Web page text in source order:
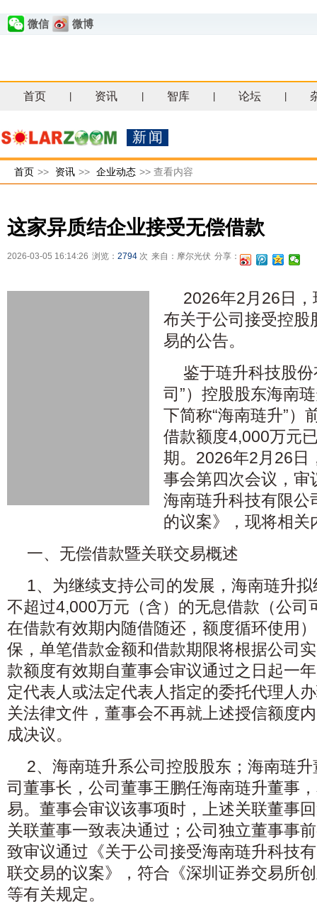
微信 微博
首页 资讯 智库 论坛
新闻
首页 >> 资讯 >> 企业动态 >> 查看内容
这家异质结企业接受无偿借款
2026-03-05 16:14:26 浏览： 2794 次 来自：摩尔光伏 分享：
2026年2月26日
布关于公司接受控股
易的公告。
鉴于琏升科技股
司”）控股股东海南
下简称“海南琏升”）
借款额度4,000万元
期。2026年2月26日
事会第四次会议，审
海南琏升科技有限公
的议案》，现将相关
一、无偿借款暨关联交易概述
1、为继续支持公司的发展，海南琏升
不超过4,000万元（含）的无息借款（公司
在借款有效期内随借随还，额度循环使用
保，单笔借款金额和借款期限将根据公司
款额度有效期自董事会审议通过之日起一
定代表人或法定代表人指定的委托代理人
关法律文件，董事会不再就上述授信额度
成决议。
2、海南琏升系公司控股股东；海南琏
司董事长，公司董事王鹏任海南琏升董事
易。董事会审议该事项时，上述关联董事
关联董事一致表决通过；公司独立董事事
致审议通过《关于公司接受海南琏升科技
联交易的议案》，符合《深圳证券交易所
等有关规定。